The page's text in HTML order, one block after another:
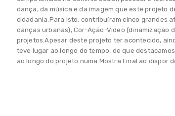
dança, da música e da imagem que este projeto
cidadania.Para isto, contribuíram cinco grandes
danças urbanas), Cor-Ação-Video (dinamização
projetos.Apesar deste projeto ter acontecido,
teve lugar ao longo do tempo, de que
ao longo do projeto numa Mostra Final ao dispor